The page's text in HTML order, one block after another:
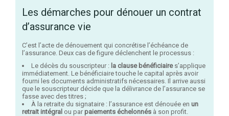
Les démarches pour dénouer un contrat
d’assurance vie
C’est l’acte de dénouement qui concrétise l’échéance de
l’assurance. Deux cas de figure déclenchent le processus :
Le décès du souscripteur : la clause bénéficiaires’applique
immédiatement. Le bénéficiaire touche le capital après avoir
fourni les documents administratifs nécessaires. Il arrive aussi
que le souscripteur décide que la délivrance de l’assurance se
fasse avec des titres ;
À la retraite du signataire : l’assurance est dénouée en un
retrait intégral ou par paiements échelonnés à son profit.